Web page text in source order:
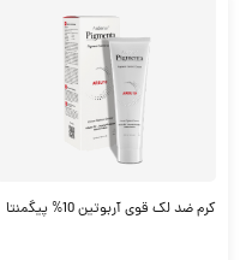
کرم ضد لک قوی آربوتین 10% پیگمنتا